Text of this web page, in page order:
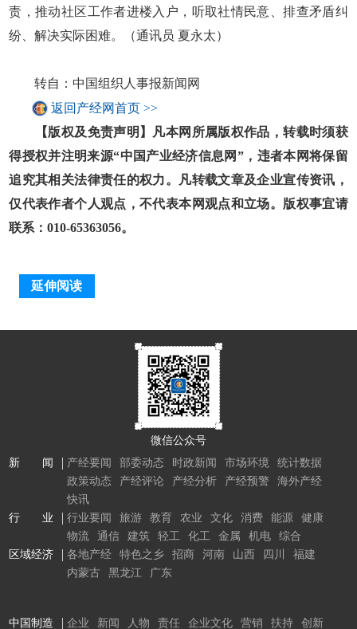
责，推动社区工作者进楼入户，听取社情民意、排查矛盾纠
纷、解决实际困难。（通讯员 夏永太）
转自：中国组织人事报新闻网
返回产经网首页 >>
【版权及免责声明】凡本网所属版权作品，转载时须获
得授权并注明来源“中国产业经济信息网”，违者本网将保留
追究其相关法律责任的权力。凡转载文章及企业宣传资讯，
仅代表作者个人观点，不代表本网观点和立场。版权事宜请
联系：010-65363056。
延伸阅读
微信公众号
新 闻
产经要闻 部委动态 时政新闻 市场环境
统计数据
政策动态
产经评论 产经分析 产经预警
海外产经
快讯
行 业
行业要闻 旅游 教育 农业 文化 消费 能源
健康
物流
通信 建筑 轻工 化工 金属 机电
综合
区域经济
各地产经 特色之乡 招商 河南 山西 四川
福建
内蒙古
黑龙江 广东
中国制造 企业 新闻 人物 责任 企业文化 营销 扶持 创新